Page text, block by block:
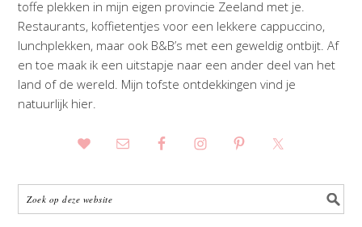
toffe plekken in mijn eigen provincie Zeeland met je.
Restaurants, koffietentjes voor een lekkere cappuccino,
lunchplekken, maar ook B&B’s met een geweldig ontbijt. Af
en toe maak ik een uitstapje naar een ander deel van het
land of de wereld. Mijn tofste ontdekkingen vind je
natuurlijk hier.